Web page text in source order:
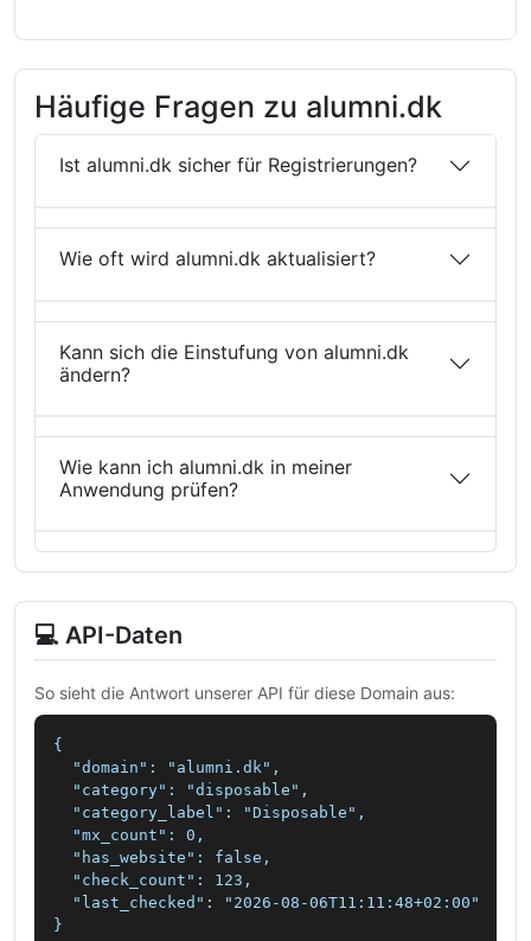
Häufige Fragen zu alumni.dk
Ist alumni.dk sicher für Registrierungen?
Wie oft wird alumni.dk aktualisiert?
Kann sich die Einstufung von alumni.dk
ändern?
Wie kann ich alumni.dk in meiner
Anwendung prüfen?
💻 API-Daten
So sieht die Antwort unserer API für diese Domain aus:
{
  "domain": "alumni.dk",
  "category": "disposable",
  "category_label": "Disposable",
  "mx_count": 0,
  "has_website": false,
  "check_count": 123,
  "last_checked": "2026-08-06T11:11:48+02:00"
}